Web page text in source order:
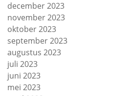
december 2023
november 2023
oktober 2023
september 2023
augustus 2023
juli 2023
juni 2023
mei 2023